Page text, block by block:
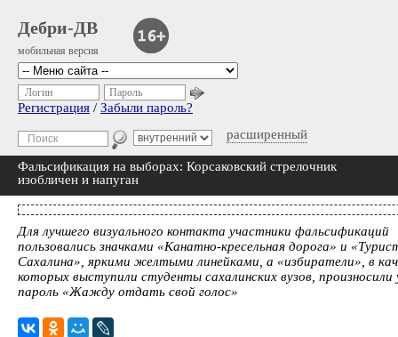
Дебри-ДВ
мобильная версия
расширенный
Логин Пароль
Регистрация / Забыли пароль?
Фальсификация на выборах: Корсаковский cтрелочник
изобличен и напуган
Для лучшего визуального контакта участники фальсификаций
пользовались значками «Канатно-кресельная дорога» и
Сахалина», яркими желтыми линейками, а «избиратели», в
которых выступили студенты сахалинских вузов, произносили
пароль «Жажду отдать свой голос»